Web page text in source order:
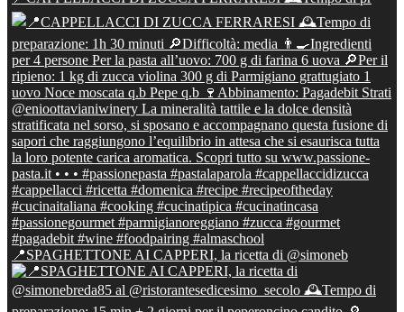
📍SPAGHETTONE AI CAPPERI, la ricetta di @simoneb